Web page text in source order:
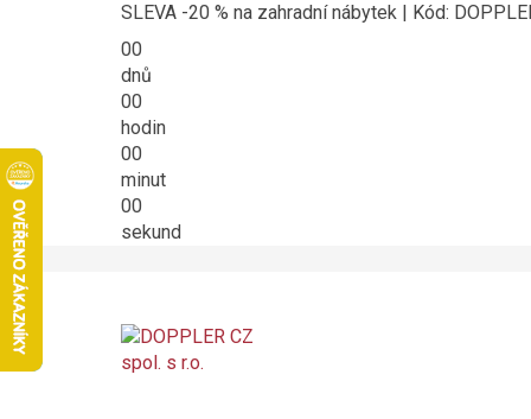
SLEVA -20 % na zahradní nábytek | Kód:
00
dnů
00
hodin
00
minut
00
sekund